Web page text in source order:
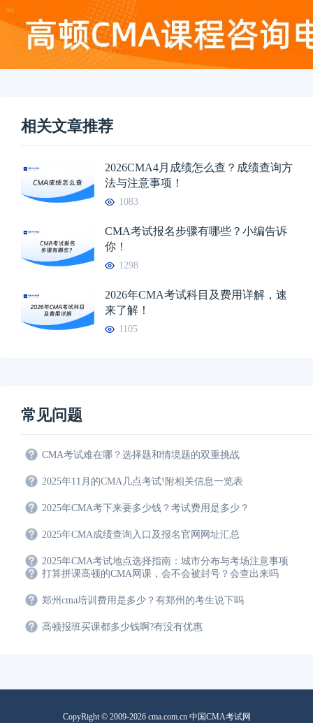
相关文章推荐
2026CMA4月成绩怎么查？成绩查询方
法与注意事项！
1083
CMA考试报名步骤有哪些？小编告诉
你！
1298
2026年CMA考试科目及费用详解，速
来了解！
1105
常见问题
CMA考试难在哪？选择题和情境题的双重挑战
2025年11月的CMA几点考试!附相关信息一览表
2025年CMA考下来要多少钱？考试费用是多少？
2025年CMA成绩查询入口及报名官网网址汇总
2025年CMA考试地点选择指南：城市分布与考场注意事项
打算拼课高顿的CMA网课，会不会被封号？会查出来吗
郑州cma培训费用是多少？有郑州的考生说下吗
高顿报班买课都多少钱啊?有没有优惠
CopyRight © 2009-2026 cma.com.cn 中国CMA考试网